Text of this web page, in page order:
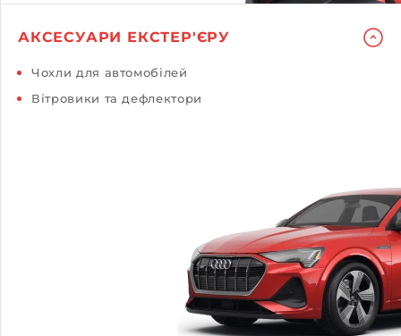
АКСЕСУАРИ ЕКСТЕР'ЄРУ
Чохли для автомобілей
Вітровики та дефлектори